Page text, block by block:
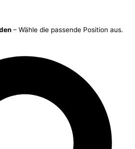
– Wähle die passende Position aus.